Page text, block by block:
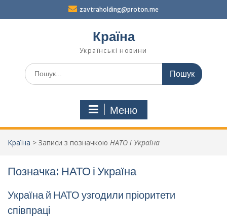
zavtraholding@proton.me
Країна
Українські новини
Шукати:
Меню
Країна > Записи з позначкою НАТО і Україна
Позначка: НАТО і Україна
Україна й НАТО узгодили пріоритети
співпраці